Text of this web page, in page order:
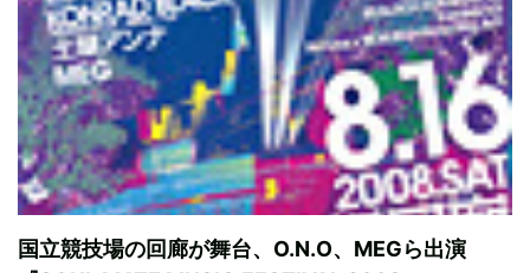
国立競技場の回廊が舞台、O.N.O、MEGら出演